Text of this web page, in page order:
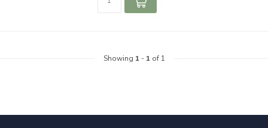
Showing 1 - 1 of 1